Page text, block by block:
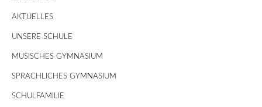
AKTUELLES
UNSERE SCHULE
MUSISCHES GYMNASIUM
SPRACHLICHES GYMNASIUM
SCHULFAMILIE